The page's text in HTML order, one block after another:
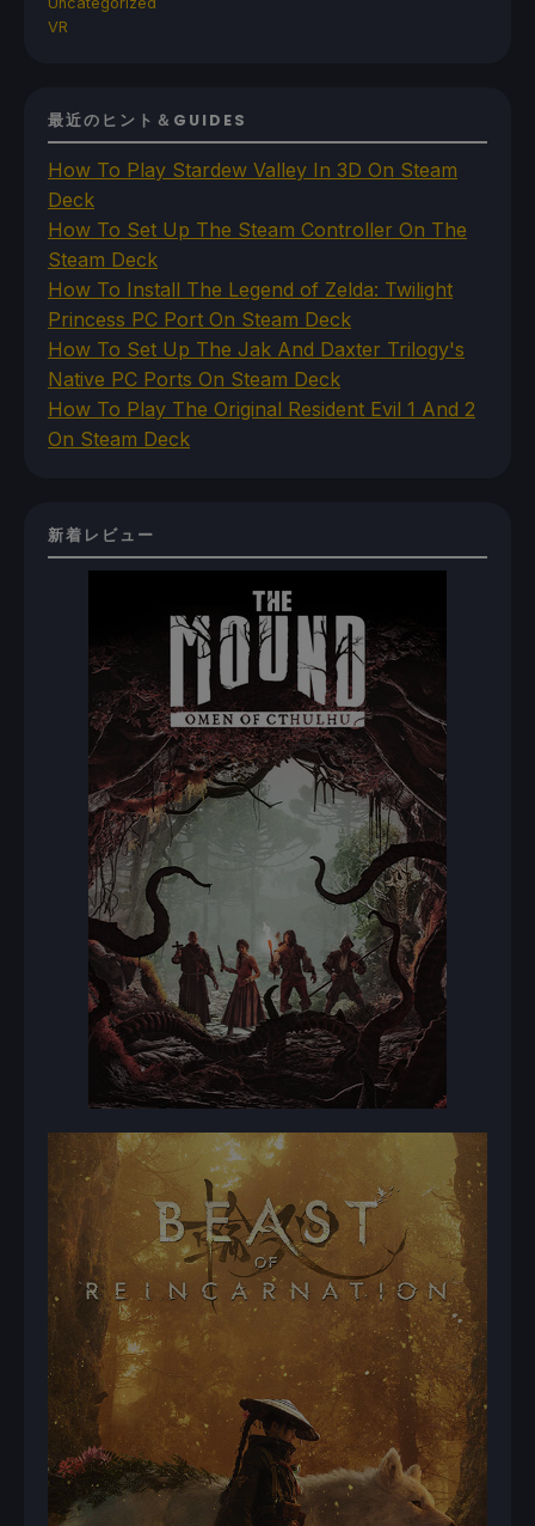
VR
最近のヒント＆GUIDES
How To Play Stardew Valley In 3D On Steam
Deck
How To Set Up The Steam Controller On The
Steam Deck
How To Install The Legend of Zelda: Twilight
Princess PC Port On Steam Deck
How To Set Up The Jak And Daxter Trilogy's
Native PC Ports On Steam Deck
How To Play The Original Resident Evil 1 And 2
On Steam Deck
新着レビュー